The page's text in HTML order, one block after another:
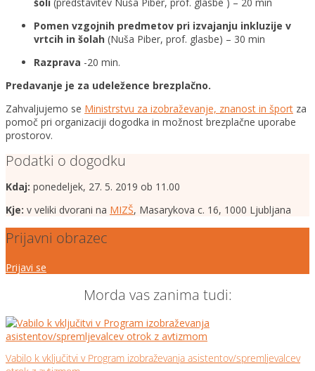
šoli (predstavitev Nuša Piber, prof. glasbe ) – 20 min
Pomen vzgojnih predmetov pri izvajanju inkluzije v
vrtcih in šolah (Nuša Piber, prof. glasbe) – 30 min
Razprava -20 min.
Predavanje je za udeležence brezplačno.
Zahvaljujemo se Ministrstvu za izobraževanje, znanost in šport za
pomoč pri organizaciji dogodka in možnost brezplačne uporabe
prostorov.
Podatki o dogodku
Kdaj: ponedeljek, 27. 5. 2019 ob 11.00
Kje: v veliki dvorani na MIZŠ, Masarykova c. 16, 1000 Ljubljana
Prijavni obrazec
Prijavi se
Morda vas zanima tudi:
Vabilo k vključitvi v Program izobraževanja asistentov/spremljevalcev